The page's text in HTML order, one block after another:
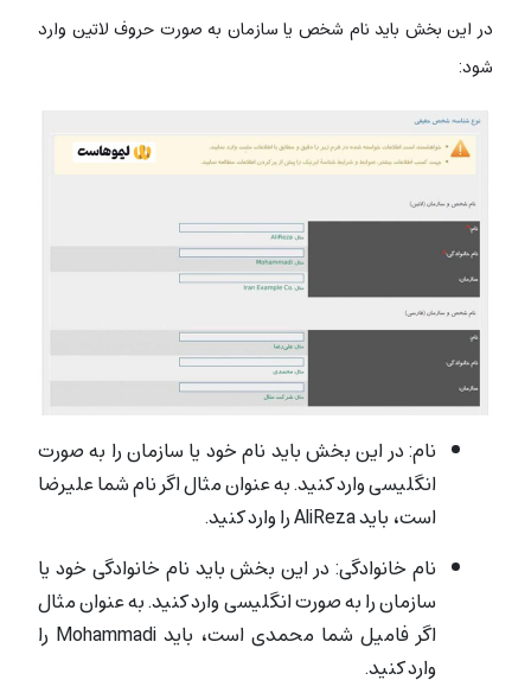
در این بخش باید نام شخص یا سازمان به صورت حروف لاتین وارد
شود:
نام: در این بخش باید نام خود یا سازمان را به صورت
انگلیسی وارد کنید. به عنوان مثال اگر نام شما علیرضا
است، باید AliReza را وارد کنید.
نام خانوادگی: در این بخش باید نام خانوادگی خود یا
سازمان را به صورت انگلیسی وارد کنید. به عنوان مثال
اگر فامیل شما محمدی است، باید Mohammadi را
وارد کنید.